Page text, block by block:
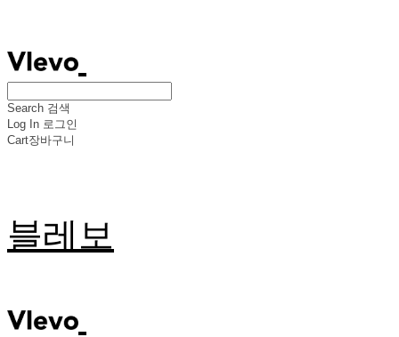
Search 검색
Log In 로그인
Cart장바구니
블레보